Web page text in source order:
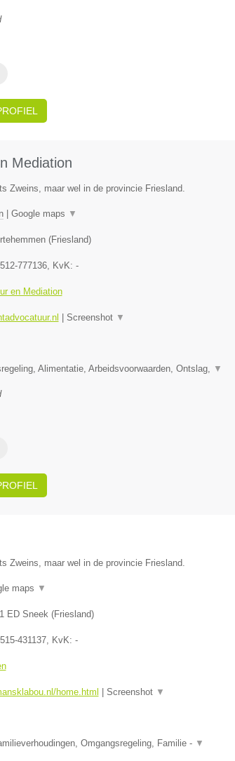
Mediation
Zweins, maar wel in de provincie Friesland.
| Google maps ▼
(Friesland)
777136, KvK: -
en Mediation
Screenshot ▼
Alimentatie, Arbeidsvoorwaarden, Ontslag, ▼
Zweins, maar wel in de provincie Friesland.
maps ▼
ED Sneek(Friesland)
431137, KvK: -
home.html Screenshot ▼
Omgangsregeling, Familie - ▼